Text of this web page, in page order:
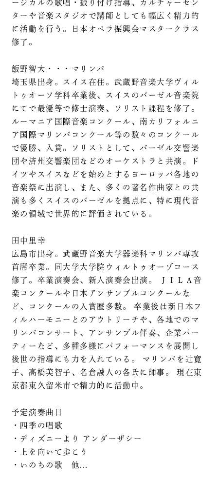
ージカルの歌唱・振り付け指導、カルチャーセン
ターや音楽スタジオで講師としても幅広く精力的
に活動を行う。日本オペラ振興会マスタークラス
修了。
飯野智大・・・マリンバ
埼玉県出身。スイス在住。武蔵野音楽大学ヴィル
トゥオーソ学科卒業後、スイスのバーゼル音楽院
にてで最優等で修士演奏、ソリスト課程を修了。
ルーマニア国際音楽コンクール、南カリフォルニ
ア国際マリンバコンクール等の数々のコンクール
で優勝、入賞。ソリストとして、バーゼル交響楽
団や済州交響楽団などのオーケストラと共演。ド
イツやスイスなどを始めとするヨーロッパ各地の
音楽祭に出演し、また、多くの著名作曲家との共
演も多くスイスのバーゼルを拠点に、特に現代音
楽の領域で世界的に評価されている。
田中里幸
広島市出身。武蔵野音楽大学器楽科マリンバ専攻
首席卒業。同大学大学院ウィルトゥオーゾコース
修了。卒業演奏会、新人演奏会出演。 ＪＩＬＡ音
楽コンクールや日本アンサンブルコンクールな
ど、コンクールの入賞歴多数。 卒業後は新日本フ
ィルハーモニーとのアウトリーチや、各地でのマ
リンバコンサート、アンサンブル伴奏、企業パー
ティーなど、多種多様にパフォーマンスを展開し
後世の指導にも力を入れている。 マリンバを辻寛
子、高橋美智子、名倉誠人の各氏に師事。 現在東
京都東久留米市で精力的に活動中。
予定演奏曲目
・四季の唱歌
・ディズニーより アンダーザシー
・上を向いて歩こう
・いのちの歌 他...